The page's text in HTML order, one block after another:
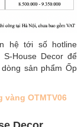
hệ tới số hotline
House Decor để
sản phẩm Ốp
OTMTV06